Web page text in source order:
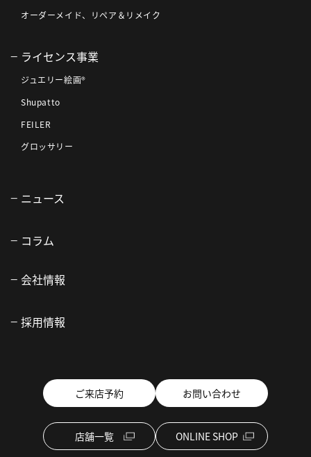
オーダーメイド、リペア＆リメイク
ライセンス事業
ジュエリー絵画®
Shupatto
FEILER
グロッサリー
ニュース
コラム
会社情報
採用情報
ご来店予約 お問い合わせ
店舗一覧 ONLINE SHOP